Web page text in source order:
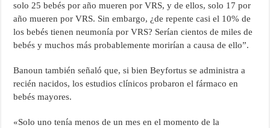
solo 25 bebés por año mueren por VRS, y de ellos, solo 17 por
año mueren por VRS. Sin embargo, ¿de repente casi el 10% de
los bebés tienen neumonía por VRS? Serían cientos de miles de
bebés y muchos más probablemente morirían a causa de ello”.
Banoun también señaló que, si bien Beyfortus se administra a
recién nacidos, los estudios clínicos probaron el fármaco en
bebés mayores.
«Solo uno tenía menos de un mes en el momento de la